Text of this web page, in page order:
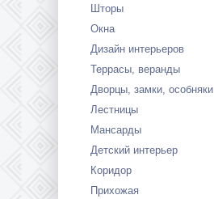
Шторы
Окна
Дизайн интерьеров
Террасы, веранды
Дворцы, замки, особняки
Лестницы
Мансарды
Детский интерьер
Коридор
Прихожая